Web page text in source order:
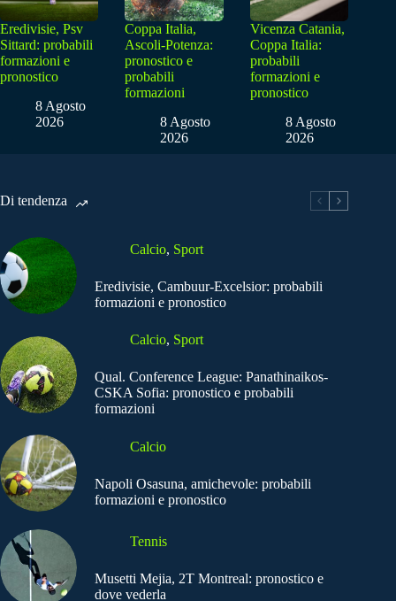
Eredivisie, Psv
Sittard: probabili
formazioni e
pronostico
8 Agosto
2026
Coppa Italia,
Ascoli-Potenza:
pronostico e
probabili
formazioni
8 Agosto
2026
Vicenza Catania,
Coppa Italia:
probabili
formazioni e
pronostico
8 Agosto
2026
Di tendenza
Calcio, Sport
Eredivisie, Cambuur-Excelsior: probabili
formazioni e pronostico
Calcio, Sport
Qual. Conference League: Panathinaikos-
CSKA Sofia: pronostico e probabili
formazioni
Calcio
Napoli Osasuna, amichevole: probabili
formazioni e pronostico
Tennis
Musetti Mejia, 2T Montreal: pronostico e
dove vederla